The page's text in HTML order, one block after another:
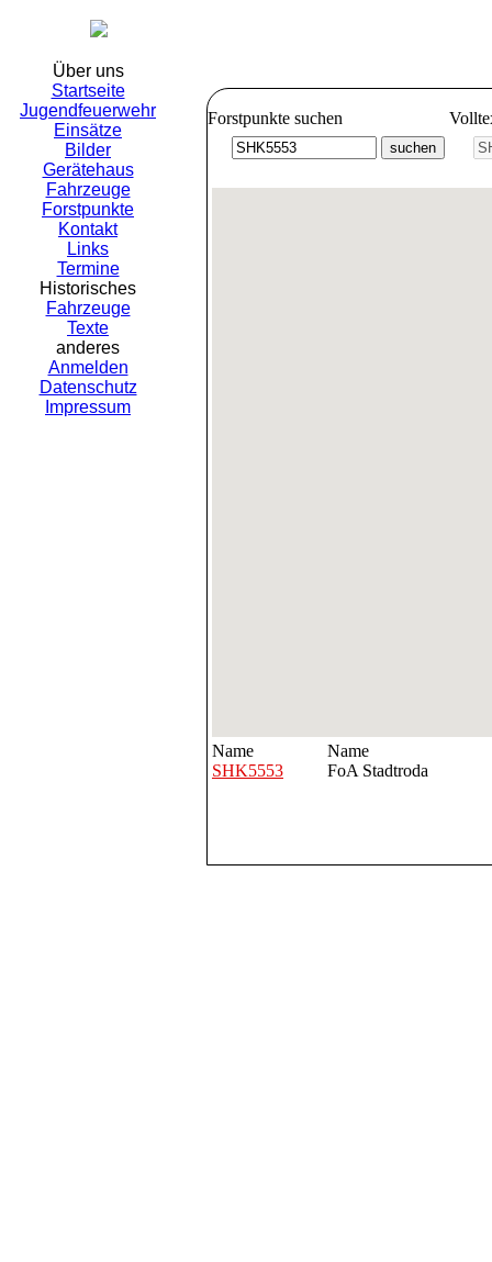
Über uns
Startseite
Jugendfeuerwehr
Einsätze
Bilder
Gerätehaus
Fahrzeuge
Forstpunkte
Kontakt
Links
Termine
Historisches
Fahrzeuge
Texte
anderes
Anmelden
Datenschutz
Impressum
Forstpunkte suchen
Name
Name
SHK5553
FoA Stadtroda